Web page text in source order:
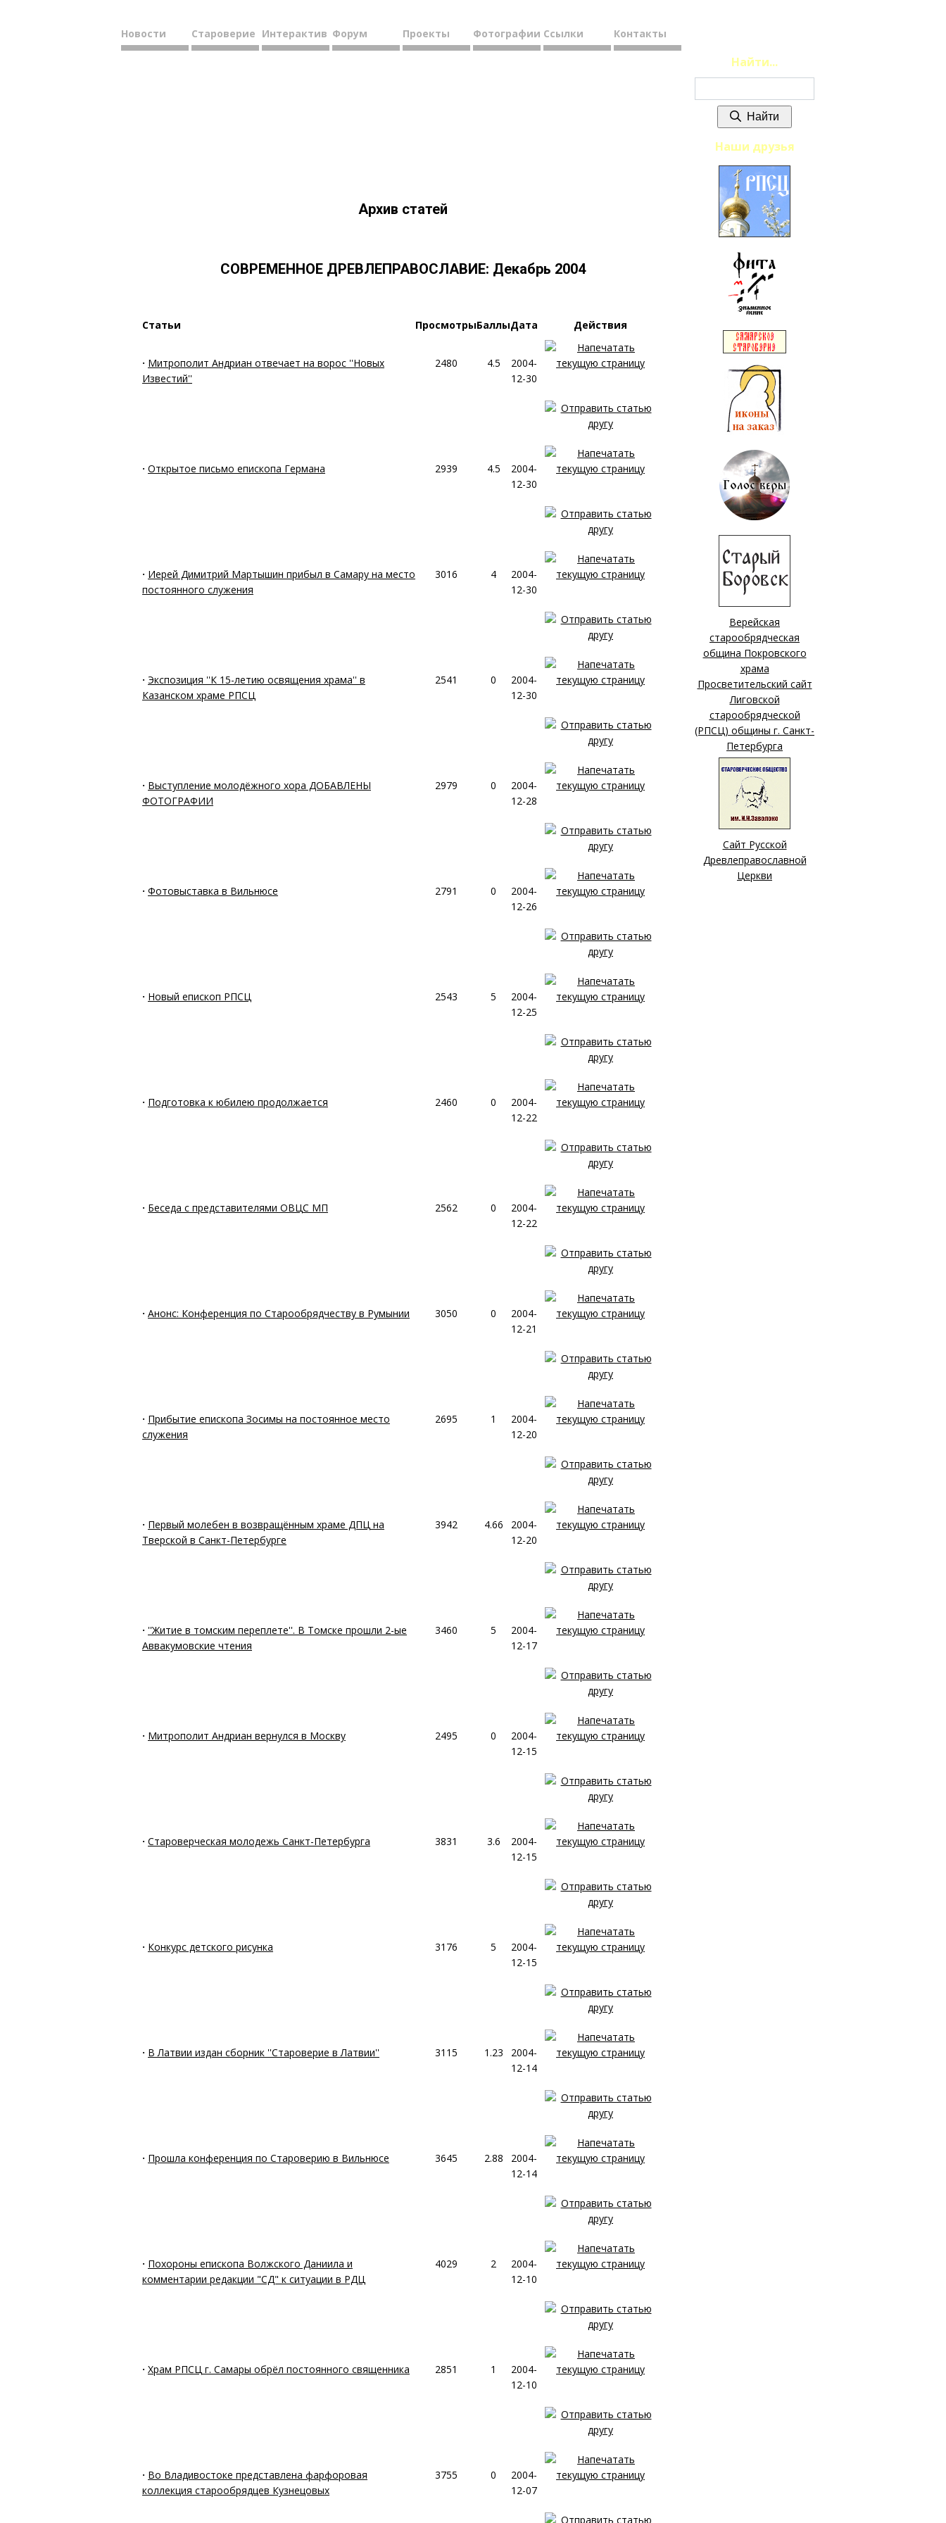
Новости Староверие Интерактив Форум Проекты Фотографии Ссылки Контакты
Архив статей
СОВРЕМЕННОЕ ДРЕВЛЕПРАВОСЛАВИЕ: Декабрь 2004
Статьи ПросмотрыБаллыДата Действия
· Митрополит Андриан отвечает на ворос ''Новых
Известий''
2480 4.5
2004-
12-30
· Открытое письмо епископа Германа 2939 4.5
2004-
12-30
· Иерей Димитрий Мартышин прибыл в Самару на место
постоянного служения
3016 4
2004-
12-30
· Экспозиция ''К 15-летию освящения храма'' в
Казанском храме РПСЦ
2541 0
2004-
12-30
· Выступление молодёжного хора ДОБАВЛЕНЫ
ФОТОГРАФИИ
2979 0
2004-
12-28
· Фотовыставка в Вильнюсе 2791 0
2004-
12-26
· Новый епископ РПСЦ 2543 5
2004-
12-25
· Подготовка к юбилею продолжается 2460 0
2004-
12-22
· Беседа с представителями ОВЦС МП 2562 0
2004-
12-22
· Анонс: Конференция по Старообрядчеству в Румынии 3050 0
2004-
12-21
· Прибытие епископа Зосимы на постоянное место
служения
2695 1
2004-
12-20
· Первый молебен в возвращённым храме ДПЦ на
Тверской в Санкт-Петербурге
3942 4.66
2004-
12-20
· ''Житие в томским переплете''. В Томске прошли 2-ые
Аввакумовские чтения
3460 5
2004-
12-17
· Митрополит Андриан вернулся в Москву 2495 0
2004-
12-15
· Староверческая молодежь Санкт-Петербурга 3831 3.6
2004-
12-15
· Конкурс детского рисунка 3176 5
2004-
12-15
· В Латвии издан сборник ''Староверие в Латвии'' 3115 1.23
2004-
12-14
· Прошла конференция по Староверию в Вильнюсе 3645 2.88
2004-
12-14
· Похороны епископа Волжского Даниила и
комментарии редакции "СД" к ситуации в РДЦ
4029 2
2004-
12-10
· Храм РПСЦ г. Самары обрёл постоянного священника 2851 1
2004-
12-10
· Во Владивостоке представлена фарфоровая
коллекция старообрядцев Кузнецовых
3755 0
2004-
12-07
Найти...
Найти
Наши друзья
Верейская
старообрядческая
община Покровского
храма
Просветительский сайт
Лиговской
старообрядческой
(РПСЦ) общины г. Санкт-
Петербурга
Сайт Русской
Древлеправославной
Церкви